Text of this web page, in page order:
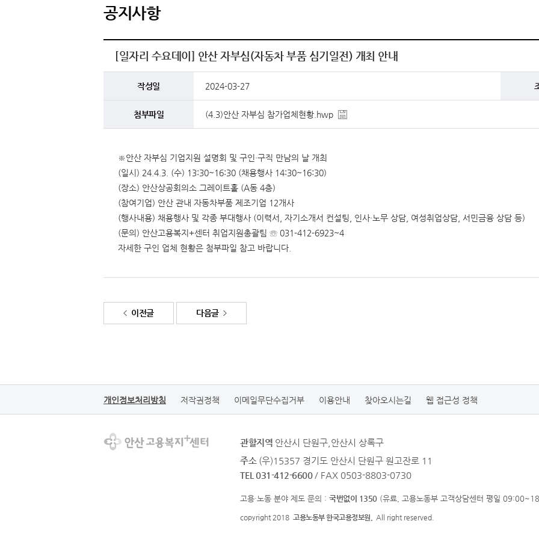
공지사항
[일자리 수요데이] 안산 자부심(자동차 부품 심기일전) 개최 안내
작성일 2024-03-27
첨부파일 (4.3)안산 자부심 참가업체현황.hwp
※안산 자부심 기업지원 설명회 및 구인·구직 만남의 날 개최
(일시) 24.4.3. (수) 13:30~16:30 (채용행사 14:30~16:30)
(장소) 안산상공회의소 그레이트홀 (A동 4층)
(참여기업) 안산 관내 자동차부품 제조기업 12개사
(행사내용) 채용행사 및 각종 부대행사 (이력서, 자기소개서 컨설팅, 인사·노무 상담, 여성취업상담, 서민금융 상담 등)
(문의) 안산고용복지+센터 취업지원총괄팀 ☏ 031-412-6923~4
자세한 구인 업체 현황은 첨부파일 참고 바랍니다.
이전글 다음글
개인정보처리방침 저작권정책 이메일무단수집거부 이용안내 찾아오시는길 웹 접근성 정책
관할지역 안산시 단원구,안산시 상록구
주소 (우)15357 경기도 안산시 단원구 원고잔로 11
TEL 031-412-6600 / FAX 0503-8803-0730
고용·노동 분야 제도 문의 : 국번없이 1350(유료, 고용노동부 고객상담센터 평일
copyright 2018 고용노동부 한국고용정보원. All right reserved.